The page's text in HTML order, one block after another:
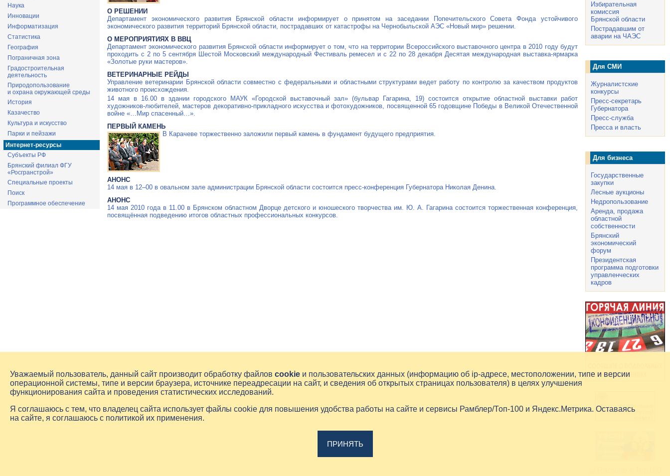
Наука
Инновации
Информатизация
Статистика
География
Пограничная зона
Градостроительная
деятельность
Природопользование
и охрана окружающей среды
История
Казачество
Культура и искусство
Парки и пейзажи
Интернет-ресурсы
Субъекты РФ
Брянский филиал ФГУ
«Росгранстрой»
Специальные проекты
Поиск
Программное обеспечение
О РЕШЕНИИ
Департамент экономического развития Брянской области информирует о принятом на заседании Попечительского Совета Фонда устойчивого
экономического развития территорий Брянской области, пострадавших от катастрофы на Чернобыльской АЭС «Новый мир» решении.
О МЕРОПРИЯТИЯХ В ВВЦ
Департамент экономического развития Брянской области информирует о том, что на территории Всероссийского выставочного центра в 2010 году будут
проходить с 2 по 5 сентября Шестой Московский международный Фестиваль ремесел и с 22 по 28 декабря Десятая международная выставка-ярмарка
«Золотые руки мастеров».
ВЕТЕРИНАРНЫЕ РЕЙДЫ
Управление ветеринарии Брянской области совместно с федеральными и областными структурами ведет работу по контролю за качеством продуктов
животного происхождения.
14 мая в 16.00 в здании городского МАУК «Городской выставочный зал» (бульвар Гагарина, 19) состоится открытие областной выставки работ
художников-любителей , мастеров декоративно-прикладногоискусства и фотохудожников, посвященной 65 годовщине Победы в Великой Отечественной
войне «…Мир спасенный…».
ПЕРВЫЙ КАМЕНЬ
В Карачеве торжественно заложили первый камень в фундамент будущего предприятия.
АНОНС
14 мая в 12–00 в овальном зале администрации Брянcкой области состоится пресс-конференция Губернатора Николая Денина.
АНОНС
14 мая 2010 года в 11.00 в Брянском областном Дворце детского и юношеского творчества им.
Ю. А. Гагарина состоится торжественная конференция,
посвящённая подведению итогов областных профессиональных конкурсов.
Избирательная
комиссия
Брянской области
Пострадавшим от
аварии на ЧАЭС
Для СМИ
Журналистские
конкурсы
Пресс-секретарь
Губернатора
Пресс-служба
Пресса и власть
Для бизнеса
Государственные
закупки
Лесные аукционы
Недропользование
Аренда, продажа
областной
собственности
Брянский
экономический
форум
Президентская
программа подготовки
управленческих
кадров
Уважаемый пользователь, данный сайт производит обработку файлов cookie и пользовательских данных (информацию об ip-адресе, местоположении, типе и версии
операционной системы, типе и версии браузера, источнике переадресации на сайт, и сведения об открытых страницах пользователя) в целях улучшения
функционирования сайта и проведения статистических исследований.
Я соглашаюсь с тем, что владелец сайта использует файлы cookie для повышения удобства работы на сайте и сервисы Рамблер/Топ-100 и Яндекс.Метрика. Оставаясь
на сайте, я соглашаюсь с политикой их применения.
ПРИНЯТЬ